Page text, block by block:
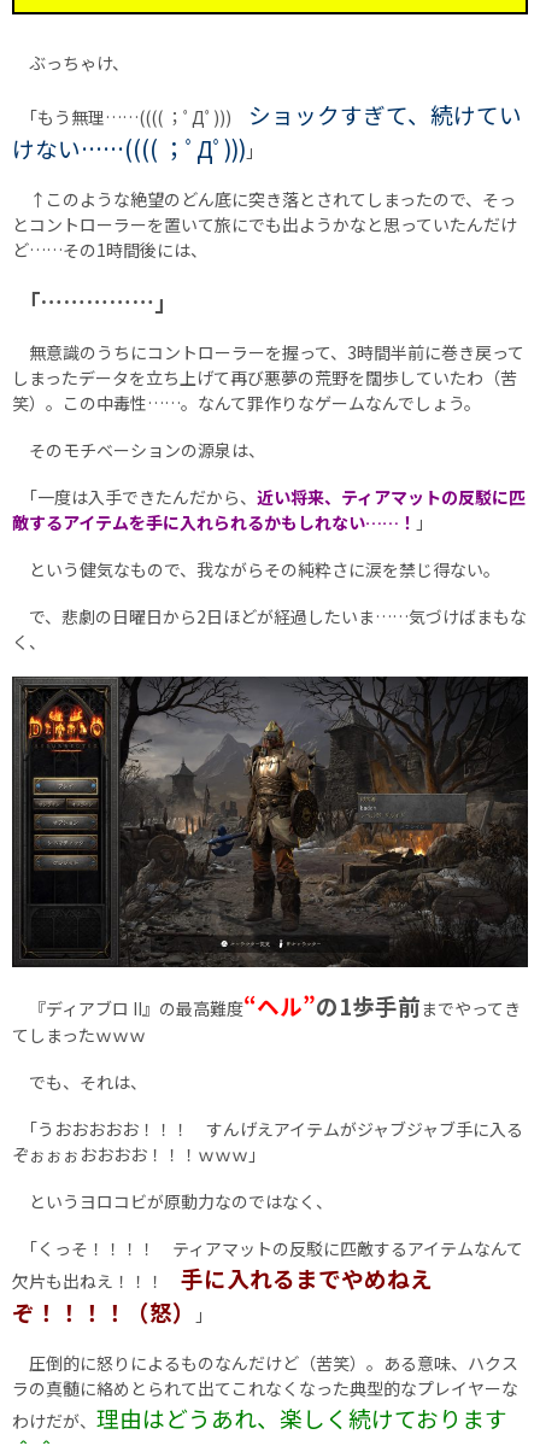
ぶっちゃけ、
｢もう無理……(((( ；ﾟДﾟ))) ショックすぎて、続けてい
けない……(((( ；ﾟДﾟ))) ｣
↑このような絶望のどん底に突き落とされてしまったので、そっ
とコントローラーを置いて旅にでも出ようかなと思っていたんだけ
ど……その1時間後には、
｢……………｣
無意識のうちにコントローラーを握って、3時間半前に巻き戻って
しまったデータを立ち上げて再び悪夢の荒野を闊歩していたわ（苦
笑）。この中毒性……。なんて罪作りなゲームなんでしょう。
そのモチベーションの源泉は、
｢一度は入手できたんだから、 近い将来、ティアマットの反駁に匹
敵するアイテムを手に入れられるかもしれない……！ ｣
という健気なもので、我ながらその純粋さに涙を禁じ得ない。
で、悲劇の日曜日から2日ほどが経過したいま……気づけばまもな
く、
『ディアブロ II』の最高難度“ヘル”の1歩手前までやってき
てしまったｗｗｗ
でも、それは、
｢うおおおおお！！！ すんげえアイテムがジャブジャブ手に入る
ぞぉぉぉおおおお！！！ｗｗｗ｣
というヨロコビが原動力なのではなく、
｢くっそ！！！！ ティアマットの反駁に匹敵するアイテムなんて
欠片も出ねえ！！！ 手に入れるまでやめねえ
ぞ！！！！（怒）
｣
圧倒的に怒りによるものなんだけど（苦笑）。ある意味、ハクス
ラの真髄に絡めとられて出てこれなくなった典型的なプレイヤーな
わけだが、 理由はどうあれ、楽しく続けております